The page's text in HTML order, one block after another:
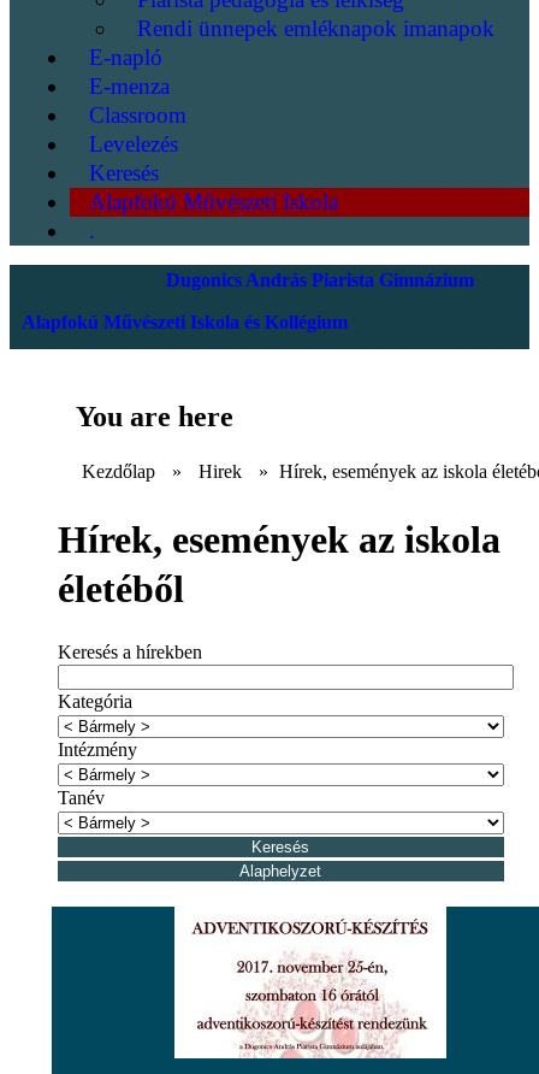
Rendi ünnepek emléknapok imanapok
E-napló
E-menza
Classroom
Levelezés
Keresés
Alapfokú Művészeti Iskola
.
Dugonics András Piarista Gimnázium
Alapfokú Művészeti Iskola és Kollégium
You are here
Kezdőlap » Hirek » Hírek, események az iskola
Hírek, események az iskola
életéből
Keresés a hírekben
Kategória
Intézmény
Tanév